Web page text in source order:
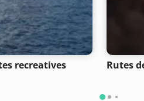
recreatives Rutes